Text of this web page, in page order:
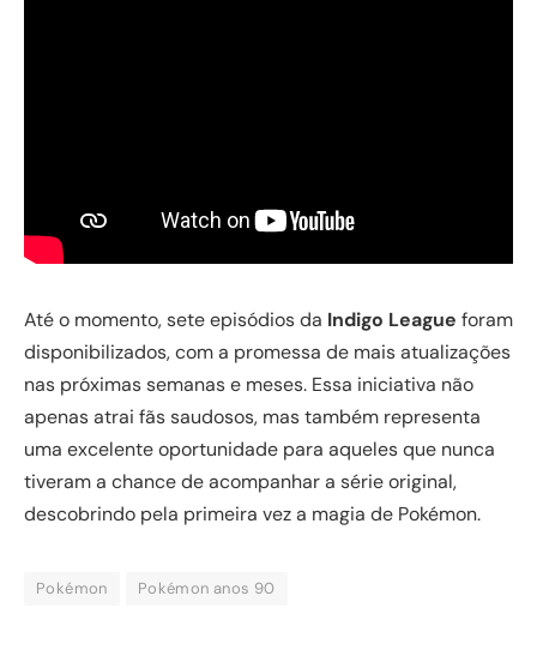
Até o momento, sete episódios da Indigo League foram
disponibilizados, com a promessa de mais atualizações
nas próximas semanas e meses. Essa iniciativa não
apenas atrai fãs saudosos, mas também representa
uma excelente oportunidade para aqueles que nunca
tiveram a chance de acompanhar a série original,
descobrindo pela primeira vez a magia de Pokémon.
Pokémon Pokémon anos 90